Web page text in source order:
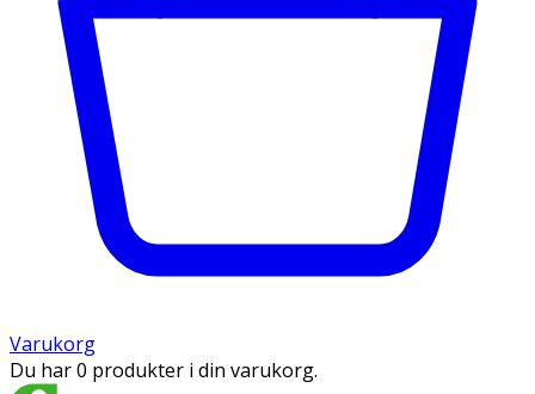
Varukorg
Du har 0 produkter i din varukorg.